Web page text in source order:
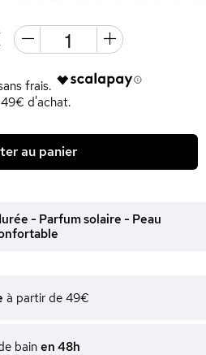
d'achat.
au panier
- Parfum solaire - Peau
à partir de 49€
bain en 48h